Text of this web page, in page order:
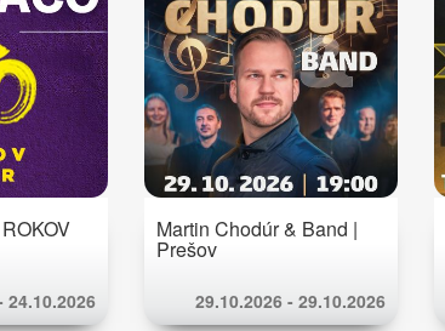
24.10.2026
Martin Chodúr & Band |
Prešov
29.10.2026 - 29.10.2026